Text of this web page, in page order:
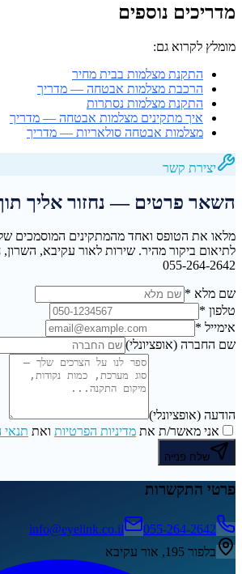
מדריכים נוספים
מומלץ לקרוא גם:
התקנת מצלמות בבית מחיר
הרכבת מצלמות אבטחה — מדריך
התקנת מצלמות נסתרות
איך מתקינים מצלמות אבטחה — מדריך
מצלמות אבטחה סולאריות — מדריך
יצירת קשר
השאר פרטים — נחזור אליך
מלאו את הטופס ואחד מהמתקינים המוסמכים
לתיאום ביקור מהיר. שירות לאור עקיבא, השרון,
055-264-2642
שם מלא *
טלפון *
אימייל *
שם החברה (אופציונלי)
הודעה (אופציונלי)
אני מאשר/ת את מדיניות הפרטיות ואת תנאי
שלח פנייה
פרטי התקשרות
055-264-2642
info@eyelink.co.il
בלפור 195, אור עקיבא